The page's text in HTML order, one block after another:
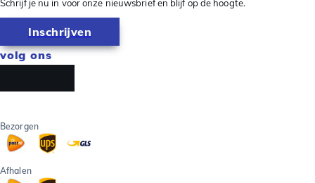
Schrijf je nu in voor onze nieuwsbrief en blijf op de hoogte.
Inschrijven
volg ons
Bezorgen
Afhalen